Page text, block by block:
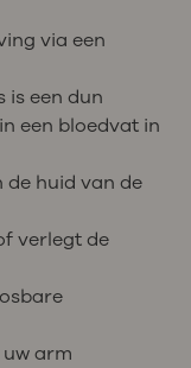
via een
is een dun
een bloedvat in
de huid van de
verlegt de
arm